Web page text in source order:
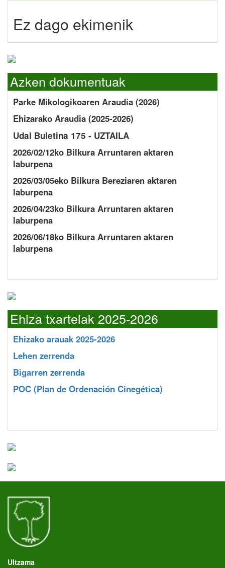
Ez dago ekimenik
Azken dokumentuak
Parke Mikologikoaren Araudia (2026)
Ehizarako Araudia (2025-2026)
Udal Buletina 175 - UZTAILA
2026/02/12ko Bilkura Arruntaren aktaren
laburpena
2026/03/05eko Bilkura Bereziaren aktaren
laburpena
2026/04/23ko Bilkura Arruntaren aktaren
laburpena
2026/06/18ko Bilkura Arruntaren aktaren
laburpena
Ehiza txartelak 2025-2026
Ehizako arauak 2025-2026
Lehen zerrenda
Bigarren zerrenda
POC (Plan de Ordenación Cinegética)
Ultzama